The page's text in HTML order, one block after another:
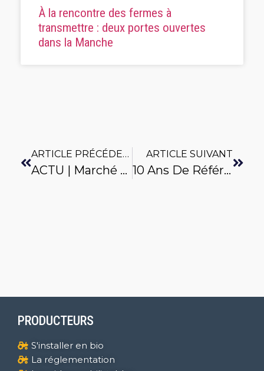
À la rencontre des fermes à
transmettre : deux portes ouvertes
dans la Manche
ARTICLE PRÉCÉDENT
ACTU | Marché De Deauville
ARTICLE SUIVANT
10 Ans De Références Technico-Économiques En Lait De Vache Bio
PRODUCTEURS
S'installer en bio
La réglementation